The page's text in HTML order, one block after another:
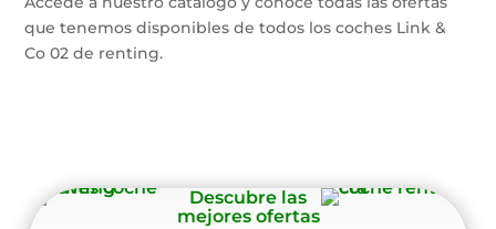
que tenemos disponibles de todos los coches Link &
Co 02 de renting.
Descubre las
mejores ofertas